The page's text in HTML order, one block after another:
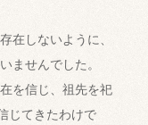
在しないように、
ませんでした。
を信じ、祖先を祀
じてきたわけで